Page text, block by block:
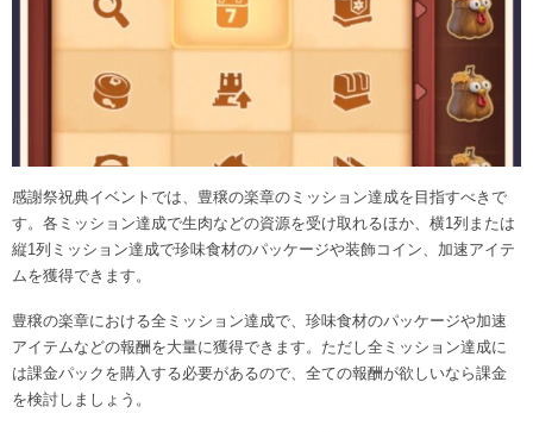
感謝祭祝典イベントでは、豊穣の楽章のミッション達成を目指すべきで
す。各ミッション達成で生肉などの資源を受け取れるほか、横1列または
縦1列ミッション達成で珍味食材のパッケージや装飾コイン、加速アイテ
ムを獲得できます。
豊穣の楽章における全ミッション達成で、珍味食材のパッケージや加速
アイテムなどの報酬を大量に獲得できます。ただし全ミッション達成に
は課金パックを購入する必要があるので、全ての報酬が欲しいなら課金
を検討しましょう。